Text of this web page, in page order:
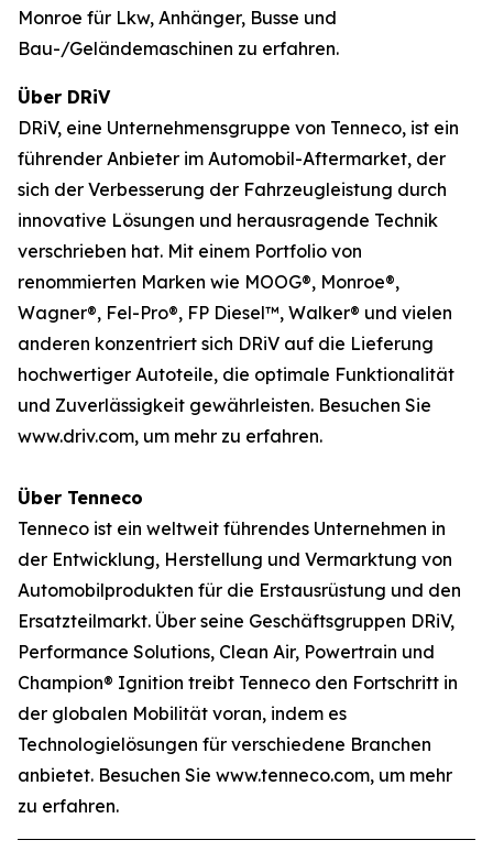
Monroe für Lkw, Anhänger, Busse und
Bau-/Geländemaschinen zu erfahren.
Über DRiV
DRiV, eine Unternehmensgruppe von Tenneco, ist ein
führender Anbieter im Automobil-Aftermarket, der
sich der Verbesserung der Fahrzeugleistung durch
innovative Lösungen und herausragende Technik
verschrieben hat. Mit einem Portfolio von
renommierten Marken wie MOOG®, Monroe®,
Wagner®, Fel-Pro®, FP Diesel™, Walker® und vielen
anderen konzentriert sich DRiV auf die Lieferung
hochwertiger Autoteile, die optimale Funktionalität
und Zuverlässigkeit gewährleisten. Besuchen Sie
www.driv.com, um mehr zu erfahren.
Über Tenneco
Tenneco ist ein weltweit führendes Unternehmen in
der Entwicklung, Herstellung und Vermarktung von
Automobilprodukten für die Erstausrüstung und den
Ersatzteilmarkt. Über seine Geschäftsgruppen DRiV,
Performance Solutions, Clean Air, Powertrain und
Champion® Ignition treibt Tenneco den Fortschritt in
der globalen Mobilität voran, indem es
Technologielösungen für verschiedene Branchen
anbietet. Besuchen Sie www.tenneco.com, um mehr
zu erfahren.